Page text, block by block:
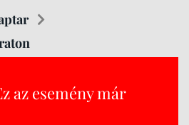
az esemény már